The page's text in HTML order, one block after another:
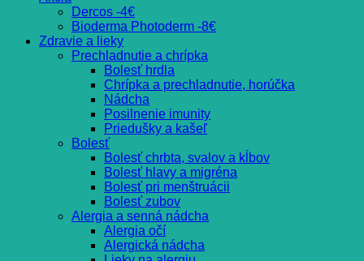
Dercos -4€
Bioderma Photoderm -8€
Zdravie a lieky
Prechladnutie a chrípka
Bolesť hrdla
Chrípka a prechladnutie, horúčka
Nádcha
Posilnenie imunity
Priedušky a kašeľ
Bolesť
Bolesť chrbta, svalov a kĺbov
Bolesť hlavy a migréna
Bolesť pri menštruácii
Bolesť zubov
Alergia a senná nádcha
Alergia očí
Alergická nádcha